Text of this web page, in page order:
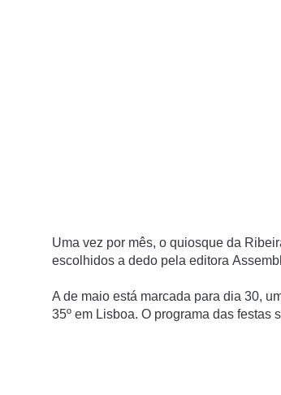
Uma vez por mês, o quiosque da
escolhidos a dedo pela editora
A de maio está marcada para dia 30,
35º em Lisboa. O programa das festas